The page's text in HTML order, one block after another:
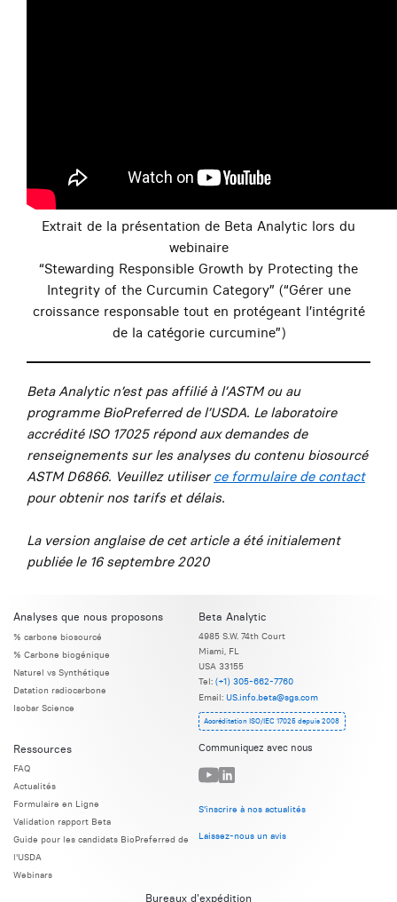
Extrait de la présentation de Beta Analytic lors du
webinaire
“Stewarding Responsible Growth by Protecting the
Integrity of the Curcumin Category” (“Gérer une
croissance responsable tout en protégeant l’intégrité
de la catégorie curcumine”)
Beta Analytic n’est pas affilié à l’ASTM ou au
programme BioPreferred de l’USDA. Le laboratoire
accrédité ISO 17025 répond aux demandes de
renseignements sur les analyses du contenu biosourcé
ASTM D6866. Veuillez utiliserce formulaire de contact
pour obtenir nos tarifs et délais.
La version anglaise de cet article a été initialement
publiée le 16 septembre 2020